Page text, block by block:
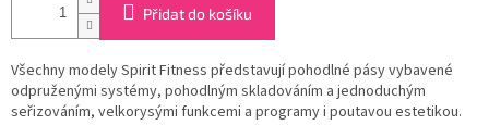
Přidat do košíku
Všechny modely Spirit Fitness představují pohodlné pásy vybavené
odpruženými systémy, pohodlným skladováním a jednoduchým
seřizováním, velkorysými funkcemi a programy i poutavou estetikou.